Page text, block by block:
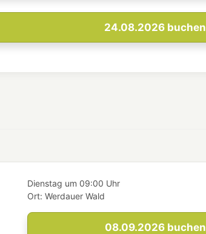
24.08.2026 buchen
Dienstag um 09:00 Uhr
Ort: Werdauer Wald
08.09.2026buchen